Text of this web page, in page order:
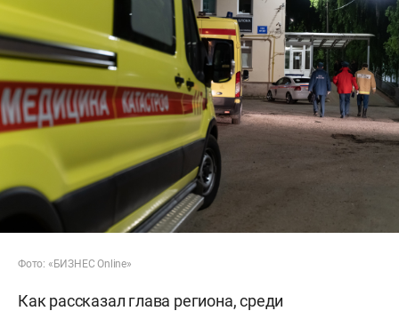
Фото: «БИЗНЕС Online»
Как рассказал глава региона, среди